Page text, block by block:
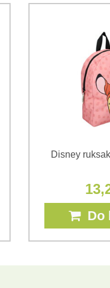
Disney
Do